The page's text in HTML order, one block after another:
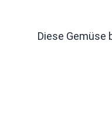
Diese Gemüse